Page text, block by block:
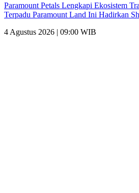
Paramount Petals Lengkapi Ekosistem
Terpadu Paramount Land Ini Hadirkan
4 Agustus 2026 | 09:00 WIB